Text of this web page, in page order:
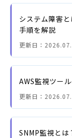
システム障害
手順を解説
更新日：
AWS監視ツー
更新日：
SNMP監視とは